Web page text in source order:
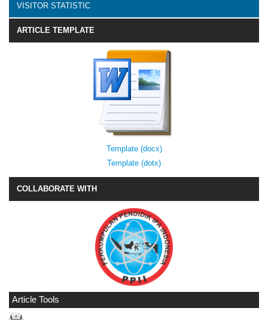
VISITOR STATISTIC
ARTICLE TEMPLATE
Template (docx)
Template (dotx)
COLLABORATE WITH
Article Tools